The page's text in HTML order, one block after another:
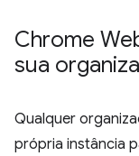
Chrome
sua
Qualquer
própria instância